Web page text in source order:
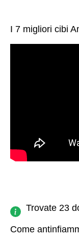
I 7 migliori cibi
Trovate 23
Come